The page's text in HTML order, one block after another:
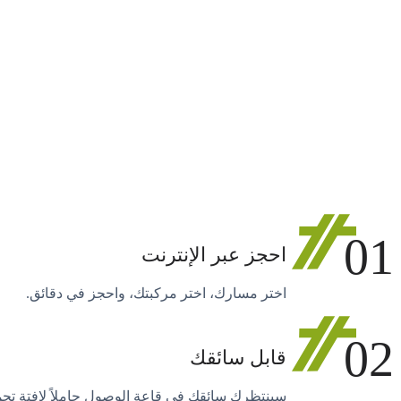
01 احجز عبر الإنترنت
اختر مسارك، اختر مركبتك، واحجز في دقائق.
02 قابل سائقك
سينتظرك سائقك في قاعة الوصول حاملاً لافتة